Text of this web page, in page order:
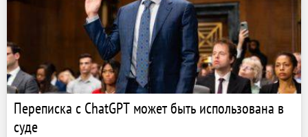
Переписка с ChatGPT может быть использована в
суде